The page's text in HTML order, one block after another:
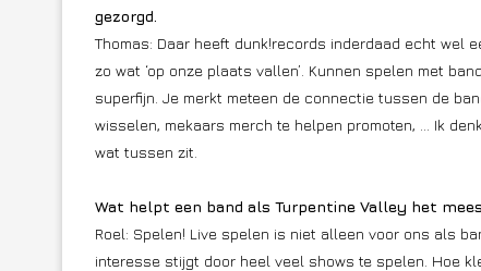
gezorgd.
Thomas: Daar heeft dunk!records inderdaad echt wel
zo wat ‘op onze plaats vallen’. Kunnen spelen met
superfijn. Je merkt meteen de connectie tussen de
wisselen, mekaars merch te helpen promoten, … Ik
wat tussen zit.
Wat helpt een band als Turpentine Valley het
Roel: Spelen! Live spelen is niet alleen voor ons als
interesse stijgt door heel veel shows te spelen. Hoe